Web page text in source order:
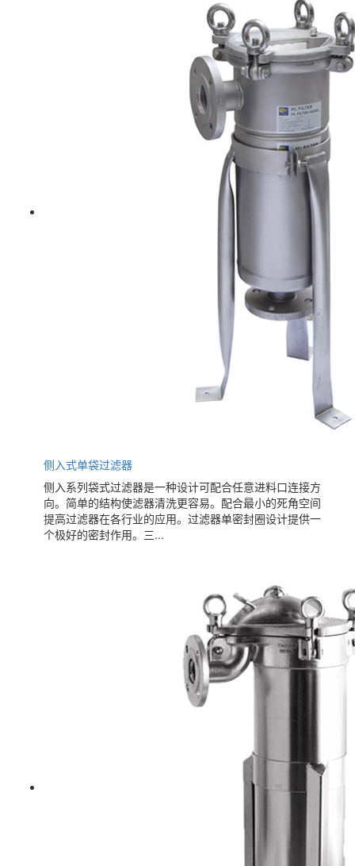
侧入式单袋过滤器
侧入系列袋式过滤器是一种设计可配合任意进料口连接方
向。简单的结构使滤器清洗更容易。配合最小的死角空间
提高过滤器在各行业的应用。过滤器单密封圈设计提供一
个极好的密封作用。三...